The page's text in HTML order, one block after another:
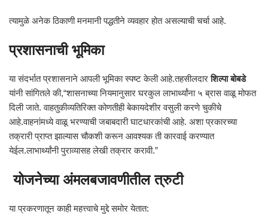
त्यामुळे अनेक ठिकाणी मनमानी पद्धतीने व्यवहार होत असल्याची चर्चा आहे.
प्रशासनाची भूमिका
या संदर्भात प्रशासनाने आपली भूमिका स्पष्ट केली आहे.तहसीलदारशिल्पा बोबडे
यांनी सांगितले की,“शासनाच्या नियमानुसार घरकुल लाभार्थ्यांना ५ ब्रास वाळू मोफत
दिली जाते. वाहतुकीव्यतिरिक्त कोणतीही बेकायदेशीर वसुली करणे चुकीचे
आहे.वाहनांमध्ये वाळू भरण्याची जबाबदारी घाटधारकांची आहे. अशा प्रकारच्या
तक्रारी प्राप्त झाल्यास चौकशी करून आवश्यक ती कारवाई करण्यात
येईल.लाभार्थ्यांनी पुराव्यासह लेखी तक्रार करावी.”
योजनेच्या अंमलबजावणीतील त्रुटी
या प्रकरणातून काही महत्त्वाचे मुद्दे समोर येतात: